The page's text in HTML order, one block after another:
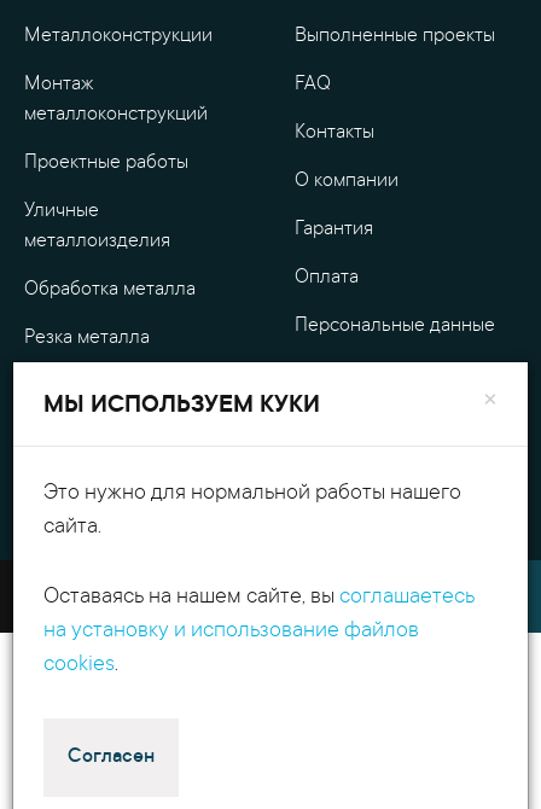
Металлоконструкции
Монтаж
металлоконструкций
Проектные работы
Уличные
металлоизделия
Обработка металла
Резка металла
Выполненные проекты
FAQ
Контакты
О компании
Гарантия
Оплата
Персональные данные
+7(495)540.54.52
Избранное
2011 - 2026 ИнТехПром
×
МЫ ИСПОЛЬЗУЕМ КУКИ
Это нужно для нормальной работы нашего
сайта.
Оставаясь на нашем сайте, вы соглашаетесь
на установку и использование файлов
cookies.
Согласен